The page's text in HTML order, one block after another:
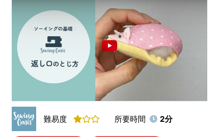
難易度 所要時間 2分